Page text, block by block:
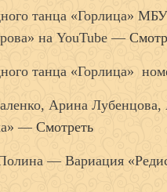
танца «Горлица»
на YouTube —
танца «Горлица»
Арина
— Смотреть
— Вариация